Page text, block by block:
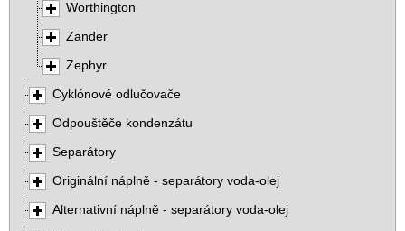
Worthington
Zander
Zephyr
Cyklónové odlučovače
Odpouštěče kondenzátu
Separátory
Originální náplně - separátory voda-olej
Alternativní náplně - separátory voda-olej